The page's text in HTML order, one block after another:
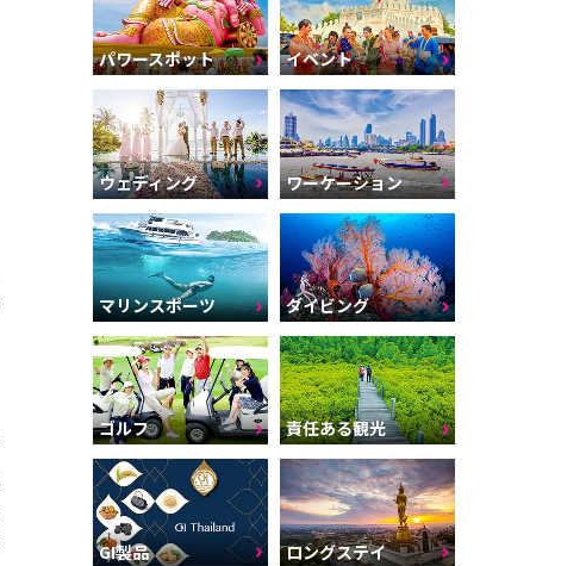
パワースポット イベント
ウェディング ワーケーション
マリンスポーツ ダイビング
ゴルフ 責任ある観光
GI製品 ロングステイ